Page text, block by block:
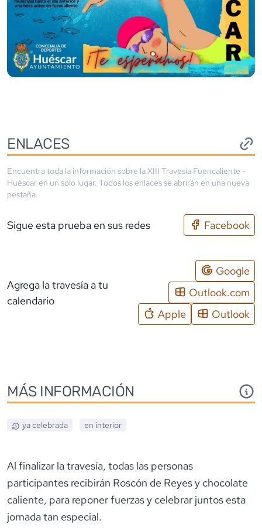
ENLACES
Encuentra toda la información sobre laXIII Travesía Fuencaliente -
Huéscar en un solo lugar. Todos los enlaces se abrirán en una nueva
pestaña.
Sigue esta prueba en sus redes Facebook
Agrega la travesía a tu
calendario
Google
Outlook.com
Apple
Outlook
MÁS INFORMACIÓN
ya celebrada en interior
Al finalizar la travesía, todas las personas
participantes recibirán Roscón de Reyes y chocolate
caliente, para reponer fuerzas y celebrar juntos esta
jornada tan especial.